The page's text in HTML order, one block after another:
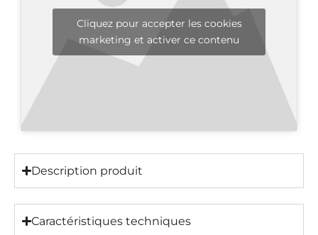
Cliquez pour accepter les cookies
marketing et activer ce contenu
Description produit
Caractéristiques techniques